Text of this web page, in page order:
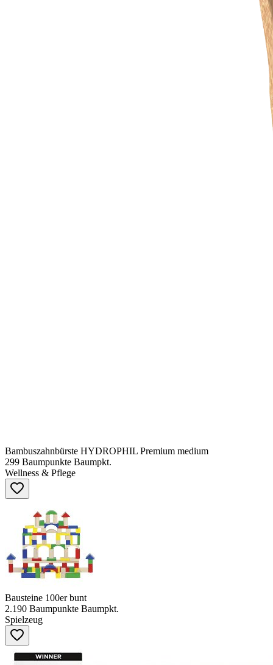
Bambuszahnbürste HYDROPHIL Premium medium
299 Baumpunkte Baumpkt.
Wellness & Pflege
Bausteine 100er bunt
2.190 Baumpunkte Baumpkt.
Spielzeug